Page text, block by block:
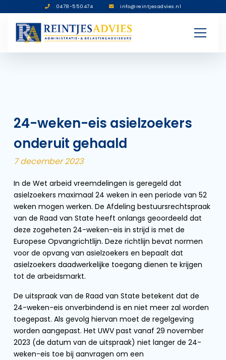
0478-550474 info@reintjesadvies.nl
24-weken-eis asielzoekers
onderuit gehaald
7 december 2023
In de Wet arbeid vreemdelingen is geregeld dat
asielzoekers maximaal 24 weken in een periode van 52
weken mogen werken. De Afdeling bestuursrechtspraak
van de Raad van State heeft onlangs geoordeeld dat
deze zogeheten 24-weken-eis in strijd is met de
Europese Opvangrichtlijn. Deze richtlijn bevat normen
voor de opvang van asielzoekers en bepaalt dat
asielzoekers daadwerkelijke toegang dienen te krijgen
tot de arbeidsmarkt.
De uitspraak van de Raad van State betekent dat de
24-weken-eis onverbindend is en niet meer zal worden
toegepast. Als gevolg hiervan moet de regelgeving
worden aangepast. Het UWV past vanaf 29 november
2023 (de datum van de uitspraak) niet langer de 24-
weken-eis toe bij aanvragen om een